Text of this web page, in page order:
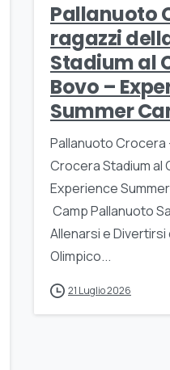
Pallanuoto
ragazzi
Stadium al
Bovo –
Summer
Pallanuoto Crocera
Crocera Stadium al
Experience
Camp Pallanuoto
Allenarsi e
Olimpico...
21 Luglio 2026